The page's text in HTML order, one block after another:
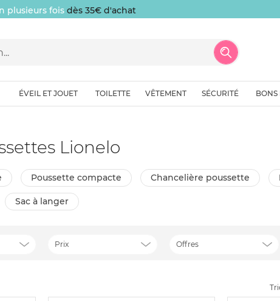
plusieurs fois dès 35€ d'achat
ÉVEIL ET JOUET TOILETTE VÊTEMENT SÉCURITÉ BONS
Lionelo
poussette compacte chancelière poussette
sac à langer
Prix Offres